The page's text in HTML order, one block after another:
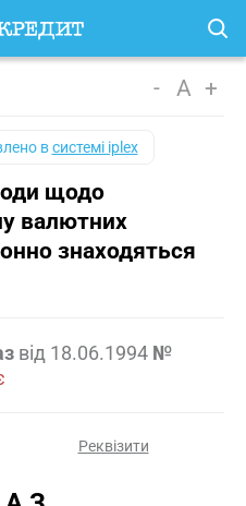
- A +
всистемі iplex
щодо
валютних
знаходяться
від 18.06.1994 №
Реквізити